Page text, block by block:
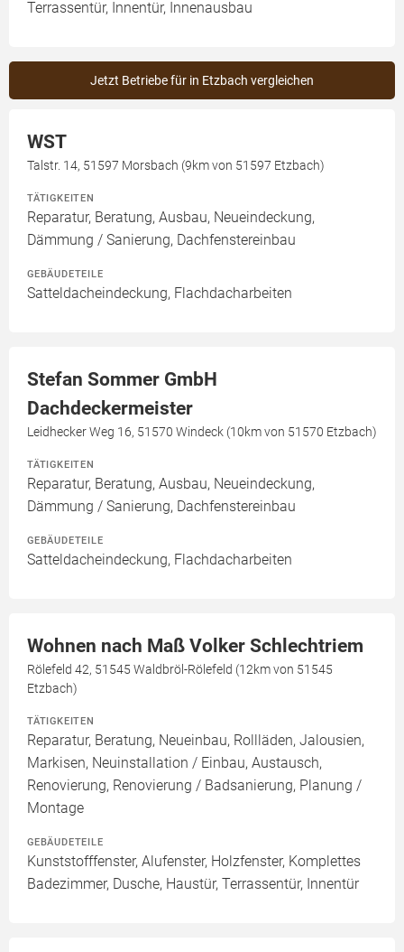
Terrassentür, Innentür, Innenausbau
Jetzt Betriebe für in Etzbach vergleichen
WST
Talstr. 14, 51597 Morsbach (9km von 51597 Etzbach)
TÄTIGKEITEN
Reparatur, Beratung, Ausbau, Neueindeckung,
Dämmung / Sanierung, Dachfenstereinbau
GEBÄUDETEILE
Satteldacheindeckung, Flachdacharbeiten
Stefan Sommer GmbH
Dachdeckermeister
Leidhecker Weg 16, 51570 Windeck (10km von 51570 Etzbach)
TÄTIGKEITEN
Reparatur, Beratung, Ausbau, Neueindeckung,
Dämmung / Sanierung, Dachfenstereinbau
GEBÄUDETEILE
Satteldacheindeckung, Flachdacharbeiten
Wohnen nach Maß Volker Schlechtriem
Rölefeld 42, 51545 Waldbröl-Rölefeld (12km von 51545
Etzbach)
TÄTIGKEITEN
Reparatur, Beratung, Neueinbau, Rollläden, Jalousien,
Markisen, Neuinstallation / Einbau, Austausch,
Renovierung, Renovierung / Badsanierung, Planung /
Montage
GEBÄUDETEILE
Kunststofffenster, Alufenster, Holzfenster, Komplettes
Badezimmer, Dusche, Haustür, Terrassentür, Innentür